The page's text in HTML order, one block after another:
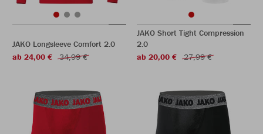
JAKO Longsleeve Comfort 2.0
ab 24,00 €
34,99 €
JAKO Short Tight Compression
2.0
ab 20,00 €
27,99 €